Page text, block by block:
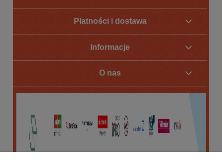
Płatności i dostawa
Informacje
O nas